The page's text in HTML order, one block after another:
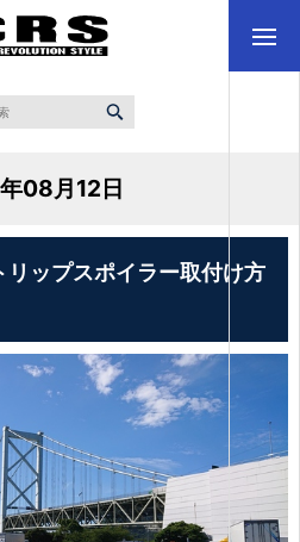
08月12日
ップスポイラー取付け方